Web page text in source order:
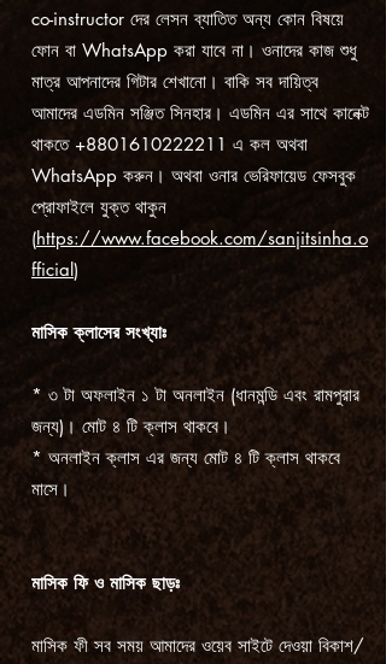
co-instructor দের লেসন ব্যাতিত অন্য কোন বিষয়ে
ফোন বা WhatsApp করা যাবে না। ওনাদের কাজ শুধু
মাত্র আপনাদের গিটার শেখানো। বাকি সব দায়িত্ব
আমাদের এডমিন সঞ্জিত সিনহার। এডমিন এর সাথে কানেক্ট
থাকতে +8801610222211 এ কল অথবা
WhatsApp করুন। অথবা ওনার ভেরিফায়েড ফেসবুক
প্রোফাইলে যুক্ত থাকুন
(https://www.facebook.com/sanjitsinha.o
fficial)
মাসিক ক্লাসের সংখ্যাঃ
* ৩ টা অফলাইন ১ টা অনলাইন (ধানমন্ডি এবং রামপুরার
জন্য)। মোট ৪ টি ক্লাস থাকবে।
* অনলাইন ক্লাস এর জন্য মোট ৪ টি ক্লাস থাকবে
মাসে।
মাসিক ফি ও মাসিক ছাড়ঃ
​মাসিক ফী সব সময় আমাদের ওয়েব সাইটে দেওয়া বিকাশ/